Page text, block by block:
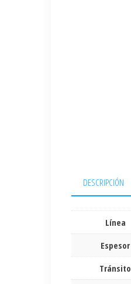
DESCRIPCIÓN
Línea
Espesor
Tránsito